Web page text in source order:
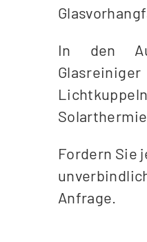
In den
Fordern Sie
Anfrage.